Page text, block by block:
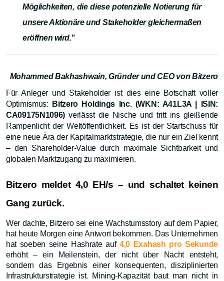
Möglichkeiten, die diese potenzielle Notierung für
unsere Aktionäre und Stakeholder gleichermaßen
eröffnen wird."
Mohammed Bakhashwain, Gründer und CEO von Bitzero
Für Anleger und Stakeholder ist dies eine Botschaft voller
Optimismus:
Bitzero Holdings Inc. (WKN: A41L3A | ISIN:
CA09175N1096) verlässt die Nische und tritt ins gleißende
Rampenlicht der Weltöffentlichkeit. Es ist der Startschuss für
eine neue Ära der Kapitalmarktstrategie, die nur ein Ziel kennt
– den Shareholder-Value durch maximale Sichtbarkeit und
globalen Marktzugang zu maximieren.
Bitzero meldet 4,0 EH/s – und schaltet keinen
Gang zurück.
Wer dachte, Bitzero sei eine Wachstumsstory auf dem Papier,
hat heute Morgen eine Antwort bekommen. Das Unternehmen
hat soeben seine Hashrate auf 4,0 Exahash pro Sekunde
erhöht – ein Meilenstein, der nicht über Nacht entsteht,
sondern das Ergebnis einer konsequenten, disziplinierten
Infrastrukturstrategie ist. Mining-Kapazität baut man nicht in